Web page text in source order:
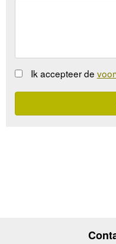
Ik accepteer de